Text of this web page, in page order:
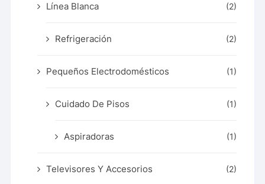
Línea Blanca (2)
Refrigeración (2)
Pequeños Electrodomésticos (1)
Cuidado De Pisos (1)
Aspiradoras (1)
Televisores Y Accesorios (2)